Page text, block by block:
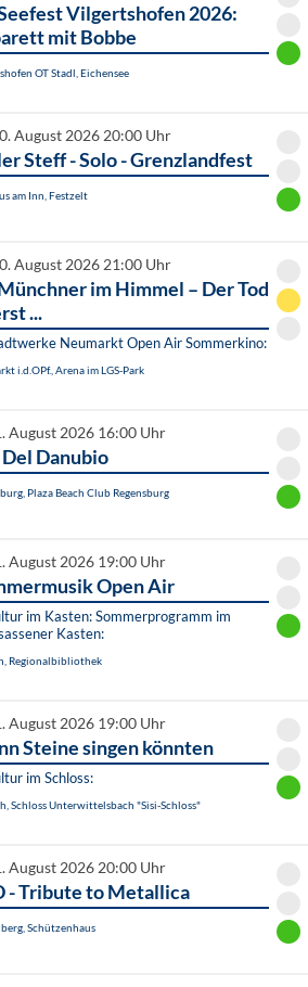
Vilgertshofen 2026:
mit Bobbe
OT Stadl, Eichensee
August 2026 20:00 Uhr
Steff - Solo - Grenzlandfest
am Inn, Festzelt
August 2026 21:00 Uhr
im Himmel – Der Tod
...
Neumarkt Open Air Sommerkino:
i.d.OPf., Arena im LGS-Park
August 2026 16:00 Uhr
Del Danubio
Plaza Beach Club Regensburg
August 2026 19:00 Uhr
Open Air
im Kasten: Sommerprogramm im
Kasten:
Regionalbibliothek
August 2026 19:00 Uhr
Steine singen könnten
im Schloss:
Schloss Unterwittelsbach "Sisi-Schloss"
August 2026 20:00 Uhr
- Tribute to Metallica
Schützenhaus